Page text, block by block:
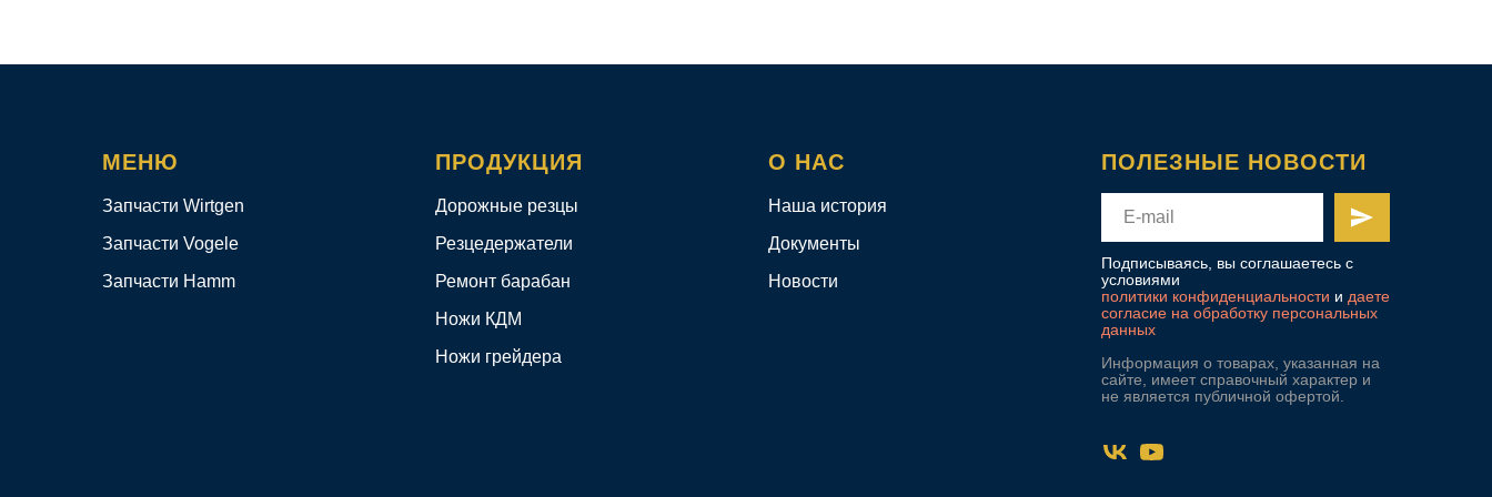
МЕНЮ
Запчасти Wirtgen
Запчасти Vogele
Запчасти Hamm
ПРОДУКЦИЯ
Дорожные резцы
Резцедержатели
Ремонт барабан
Ножи КДМ
Ножи грейдера
О НАС
Наша история
Документы
Новости
ПОЛЕЗНЫЕ НОВОСТИ
Подписываясь, вы соглашаетесь с
условиями
политики конфиденциальности и даете
согласие на обработку персональных
данных
Информация о товарах, указанная на
сайте, имеет справочный характер и
не является публичной офертой.